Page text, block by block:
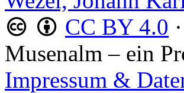
CC BY 4.0 ·
Musenalm – ein
Impressum &